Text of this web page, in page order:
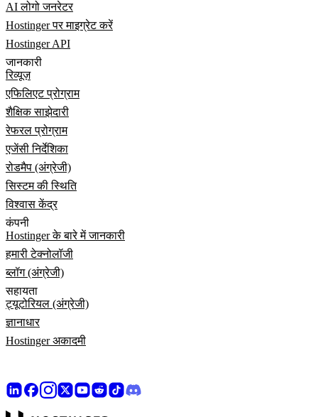
AI लोगो जनरेटर
Hostinger पर माइग्रेट करें
Hostinger API
जानकारी
रिव्यूज़
एफिलिएट प्रोग्राम
शैक्षिक साझेदारी
रेफरल प्रोग्राम
एजेंसी निर्देशिका
रोडमैप (अंग्रेजी)
सिस्टम की स्थिति
विश्वास केंद्र
कंपनी
Hostinger के बारे में जानकारी
हमारी टेक्नोलॉजी
ब्लॉग (अंग्रेजी)
सहायता
ट्यूटोरियल (अंग्रेजी)
ज्ञानाधार
Hostinger अकादमी